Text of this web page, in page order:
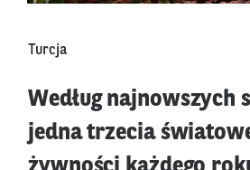
Turcja
Według najnowszych
jedna trzecia